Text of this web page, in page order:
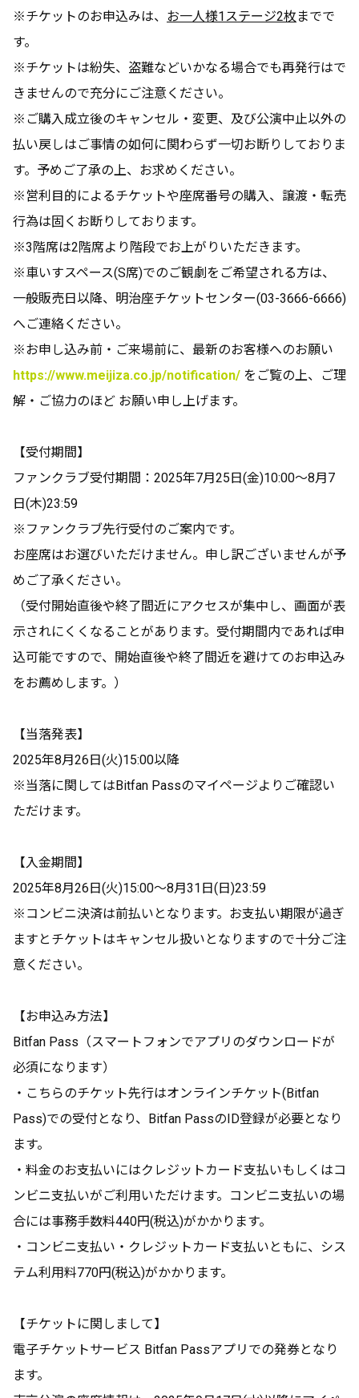
※チケットのお申込みは、 お一人様1ステージ2枚 までで
す。
※チケットは紛失、盗難などいかなる場合でも再発行はで
きませんので充分にご注意ください。
※ご購入成立後のキャンセル・変更、及び公演中止以外の
払い戻しはご事情の如何に関わらず一切お断りしておりま
す。予めご了承の上、お求めください。
※営利目的によるチケットや座席番号の購入、譲渡・転売
行為は固くお断りしております。
※3階席は2階席より階段でお上がりいただきます。
※車いすスペース(S席)でのご観劇をご希望される方は、
一般販売日以降、明治座チケットセンター(03-3666-6666)
へご連絡ください。
※お申し込み前・ご来場前に、最新のお客様へのお願い
https://www.meijiza.co.jp/notification/ をご覧の上、ご理
解・ご協力のほど お願い申し上げます。
【受付期間】
ファンクラブ受付期間：2025年7月25日(金)10:00～8月7
日(木)23:59
※ファンクラブ先行受付のご案内です。
お座席はお選びいただけません。申し訳ございませんが予
めご了承ください。
（受付開始直後や終了間近にアクセスが集中し、画面が表
示されにくくなることがあります。受付期間内であれば申
込可能ですので、開始直後や終了間近を避けてのお申込み
をお薦めします。）
【当落発表】
2025年8月26日(火)15:00以降
※当落に関してはBitfan Passのマイページよりご確認い
ただけます。
【入金期間】
2025年8月26日(火)15:00～8月31日(日)23:59
※コンビニ決済は前払いとなります。お支払い期限が過ぎ
ますとチケットはキャンセル扱いとなりますので十分ご注
意ください。
【お申込み方法】
Bitfan Pass（スマートフォンでアプリのダウンロードが
必須になります）
・こちらのチケット先行はオンラインチケット(Bitfan
Pass)での受付となり、Bitfan PassのID登録が必要となり
ます。
・料金のお支払いにはクレジットカード支払いもしくはコ
ンビニ支払いがご利用いただけます。コンビニ支払いの場
合には事務手数料440円(税込)がかかります。
・コンビニ支払い・クレジットカード支払いともに、シス
テム利用料770円(税込)がかかります。
【チケットに関しまして】
電子チケットサービス Bitfan Passアプリでの発券となり
ます。